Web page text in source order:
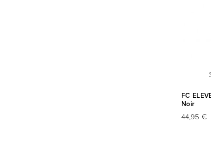
FC
Noir
44,95 €